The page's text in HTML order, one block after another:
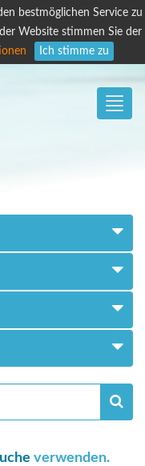
bestmöglichen Service zu
Website stimmen Sie der
Ich stimme zu
Toggle
verwenden.